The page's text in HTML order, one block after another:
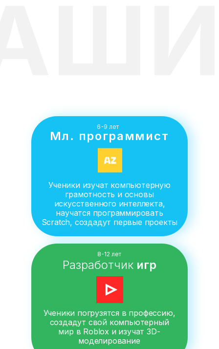
Мл. программист
Ученики изучат компьютерную
грамотность и основы
искусственного интеллекта,
научатся программировать
Scratch, создадут первые проекты
6-9 лет
Разработчик игр
Ученики погрузятся в профессию,
создадут свой компьютерный
мир в Roblox и изучат 3D-
моделирование
8-12 лет